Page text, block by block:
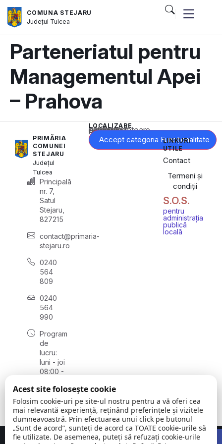
COMUNA STEJARU
Județul Tulcea
Parteneriatul pentru
Managementul Apei
– Prahova
PRIMĂRIA
COMUNEI
STEJARU
Județul
Tulcea
Principală
nr. 7,
Satul
Stejaru,
827215
contact@primaria-
stejaru.ro
0240
564
809
0240
564
990
Program
de
lucru:
luni - joi
08:00 -
vineri
08:00 -
14:00
LOCALIZARE
Acest conținut este blocat până când acceptați categoria corespunzătoare de cookie-uri.
Accept categoria Funcționalitate
LINKURI
UTILE
Contact
Termeni și
condiții
S.O.S.
pentru
administrația
publică
locală
Acest site folosește cookie
Folosim cookie-uri pe site-ul nostru pentru a vă oferi cea
mai relevantă experiență, reținând preferințele și vizitele
dumneavoastră. Prin efectuarea unui click pe butonul
„Sunt de acord”, sunteți de acord ca TOATE cookie-urile să
fie utilizate. De asemenea, puteți să refuzați cookie-urile